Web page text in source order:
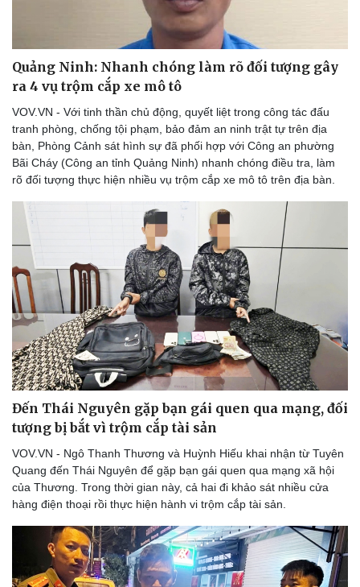
Quảng Ninh: Nhanh chóng làm rõ đối tượng gây
ra 4 vụ trộm cắp xe mô tô
VOV.VN - Với tinh thần chủ động, quyết liệt trong công tác đấu
tranh phòng, chống tội phạm, bảo đảm an ninh trật tự trên địa
bàn, Phòng Cảnh sát hình sự đã phối hợp với Công an phường
Bãi Cháy (Công an tỉnh Quảng Ninh) nhanh chóng điều tra, làm
rõ đối tượng thực hiện nhiều vụ trộm cắp xe mô tô trên địa bàn.
Đến Thái Nguyên gặp bạn gái quen qua mạng, đối
tượng bị bắt vì trộm cắp tài sản
VOV.VN - Ngô Thanh Thương và Huỳnh Hiếu khai nhận từ Tuyên
Quang đến Thái Nguyên để gặp bạn gái quen qua mạng xã hội
của Thương. Trong thời gian này, cả hai đi khảo sát nhiều cửa
hàng điện thoại rồi thực hiện hành vi trộm cắp tài sản.